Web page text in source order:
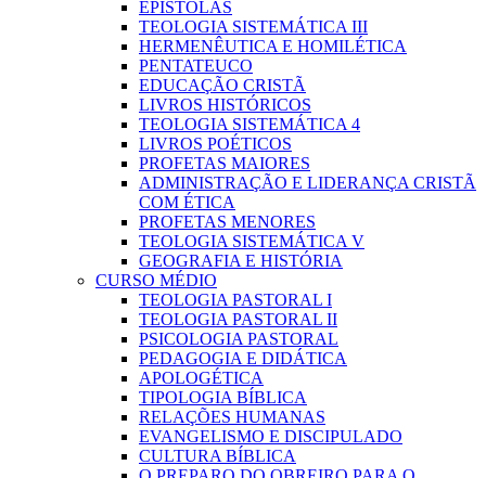
EPÍSTOLAS
TEOLOGIA SISTEMÁTICA III
HERMENÊUTICA E HOMILÉTICA
PENTATEUCO
EDUCAÇÃO CRISTÃ
LIVROS HISTÓRICOS
TEOLOGIA SISTEMÁTICA 4
LIVROS POÉTICOS
PROFETAS MAIORES
ADMINISTRAÇÃO E LIDERANÇA CRISTÃ
COM ÉTICA
PROFETAS MENORES
TEOLOGIA SISTEMÁTICA V
GEOGRAFIA E HISTÓRIA
CURSO MÉDIO
TEOLOGIA PASTORAL I
TEOLOGIA PASTORAL II
PSICOLOGIA PASTORAL
PEDAGOGIA E DIDÁTICA
APOLOGÉTICA
TIPOLOGIA BÍBLICA
RELAÇÕES HUMANAS
EVANGELISMO E DISCIPULADO
CULTURA BÍBLICA